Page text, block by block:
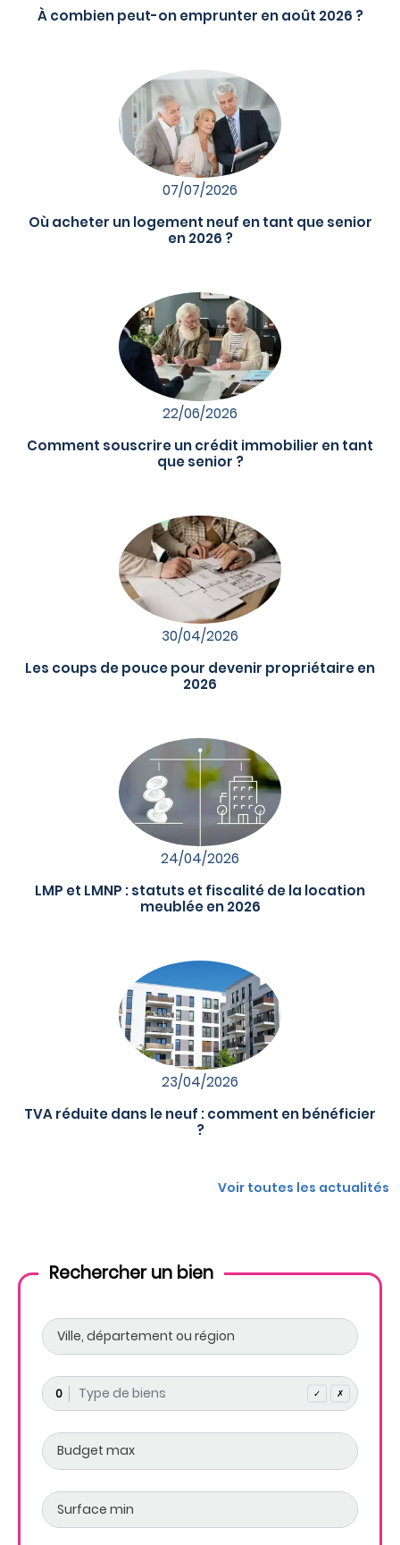
À combien peut-on emprunter en août 2026 ?
07/07/2026
Où acheter un logement neuf en tant que senior
en 2026 ?
22/06/2026
Comment souscrire un crédit immobilier en tant
que senior ?
30/04/2026
Les coups de pouce pour devenir propriétaire en
2026
24/04/2026
LMP et LMNP : statuts et fiscalité de la location
meublée en 2026
23/04/2026
TVA réduite dans le neuf : comment en bénéficier
?
Voir toutes les actualités
Rechercher un bien
0 ✓ ✗